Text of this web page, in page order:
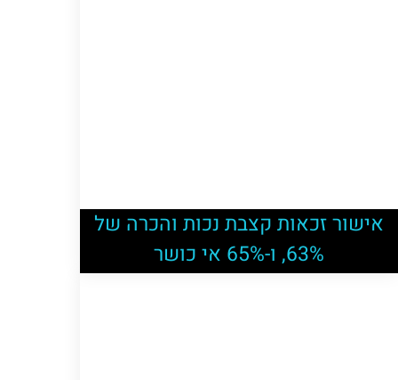
אישור זכאות קצבת נכות והכרה של
63%, ו-65% אי כושר